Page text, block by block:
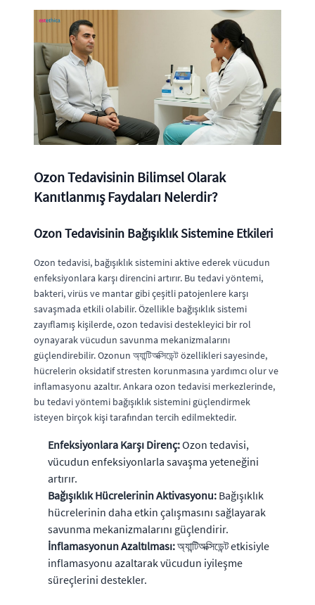
Ozon Tedavisinin Bilimsel Olarak
Kanıtlanmış Faydaları Nelerdir?
Ozon Tedavisinin Bağışıklık Sistemine Etkileri
Ozon tedavisi, bağışıklık sistemini aktive ederek vücudun
enfeksiyonlara karşı direncini artırır. Bu tedavi yöntemi,
bakteri, virüs ve mantar gibi çeşitli patojenlere karşı
savaşmada etkili olabilir. Özellikle bağışıklık sistemi
zayıflamış kişilerde, ozon tedavisi destekleyici bir rol
oynayarak vücudun savunma mekanizmalarını
güçlendirebilir. Ozonun অ্যান্টিঅক্সিডেন্ট özellikleri sayesinde,
hücrelerin oksidatif stresten korunmasına yardımcı olur ve
inflamasyonu azaltır. Ankara ozon tedavisi merkezlerinde,
bu tedavi yöntemi bağışıklık sistemini güçlendirmek
isteyen birçok kişi tarafından tercih edilmektedir.
Enfeksiyonlara Karşı Direnç:Ozon tedavisi,
vücudun enfeksiyonlarla savaşma yeteneğini
artırır.
Bağışıklık Hücrelerinin Aktivasyonu: Bağışıklık
hücrelerinin daha etkin çalışmasını sağlayarak
savunma mekanizmalarını güçlendirir.
İnflamasyonun Azaltılması:অ্যান্টিঅক্সিডেন্ট etkisiyle
inflamasyonu azaltarak vücudun iyileşme
süreçlerini destekler.